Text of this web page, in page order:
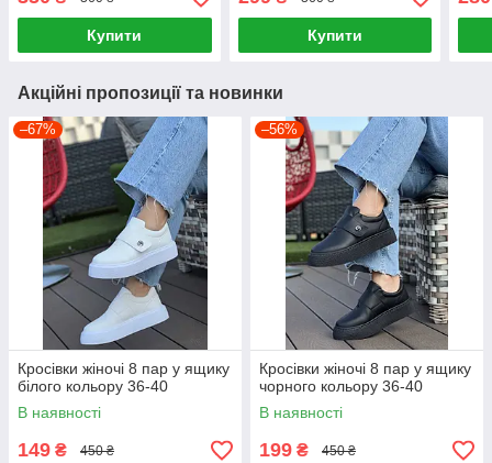
Купити Купити
Акційні пропозиції та новинки
–67%
Кросівки жіночі 8 пар у ящику
білого кольору 36-40
В наявності
149 ₴ 450 ₴
–56%
Кросівки жіночі 8 пар у ящику
чорного кольору 36-40
В наявності
199 ₴ 450 ₴